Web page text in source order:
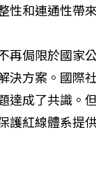
性和連通性帶
再侷限於國家
決方案。國際
達成了共識。
護紅線體系提